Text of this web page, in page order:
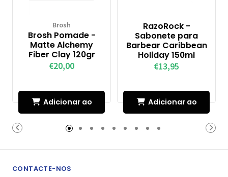
Brosh
Brosh Pomade -
Matte Alchemy
Fiber Clay 120gr
€20,00
Adicionar ao
Carrinho
RazoRock -
Sabonete para
Barbear Caribbean
Holiday 150ml
€13,95
Adicionar ao
Carrinho
CONTACTE-NOS